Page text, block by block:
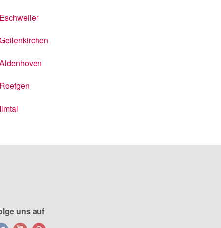
Eschweiler
Geilenkirchen
Aldenhoven
Roetgen
Ilmtal
uns auf